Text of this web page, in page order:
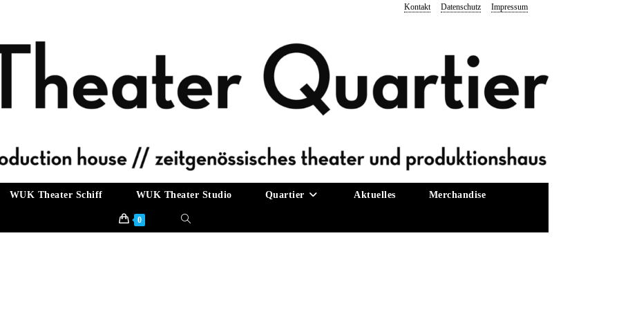
Kontakt Datenschutz Impressum
WUK Theater Schiff WUK Theater Studio Quartier Aktuelles Merchandise
0 Website-